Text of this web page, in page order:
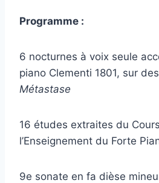
Programme :
6 nocturnes à voix seule
piano Clementi 1801, sur
Métastase
16 études extraites du
l’Enseignement du Forte
9e sonate en fa dièse